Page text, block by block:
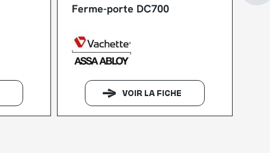
Ferme-porte DC700
VOIR LA FICHE